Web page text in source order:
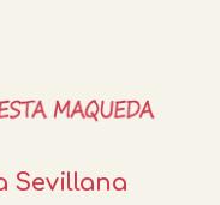
Sevillana